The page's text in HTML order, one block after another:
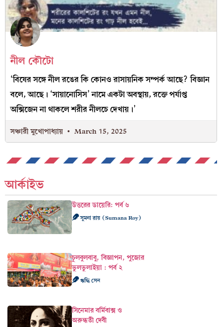
নীল কৌটো
‘বিষের সঙ্গে নীল রঙের কি কোনও রাসায়নিক সম্পর্ক আছে? বিজ্ঞান
বলে, আছে। ‘সায়ানোসিস’ নামে একটা অবস্থায়, রক্তে পর্যাপ্ত
অক্সিজেন না থাকলে শরীর নীলচে দেখায়।’
সঞ্চারী মুখোপাধ্যায় March 15, 2025
আর্কাইভ
উত্তরের ডায়েরি: পর্ব ৬
সুমনা রায় (Sumana Roy)
চুলবুলবাবু, বিজ্ঞাপন, পুজোর
ভুলভুলাইয়া : পর্ব ২
ঋদ্ধি সেন
সিনেমার বর্মিবাক্স ও
অরুন্ধতী দেবী